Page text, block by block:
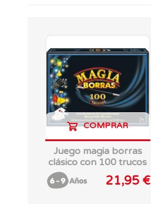
Juego magia borras
clásico con 100 trucos
de Educa
21,95 €
COMPRAR